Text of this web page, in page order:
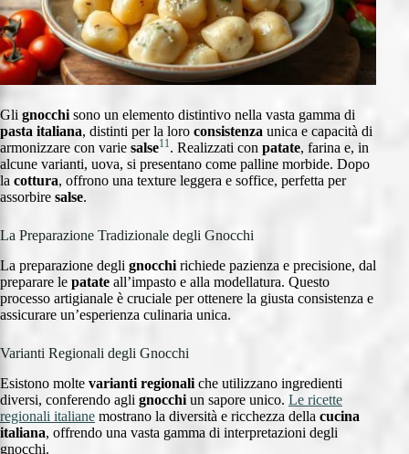
Gli gnocchisono un elemento distintivo nella vasta gamma di
pasta italiana, distinti per la loro consistenza unica e capacità di
armonizzare con varie salse11. Realizzati con patate, farina e, in
alcune varianti, uova, si presentano come palline morbide. Dopo
la cottura, offrono una texture leggera e soffice, perfetta per
assorbire salse.
La Preparazione Tradizionale degli Gnocchi
La preparazione degli gnocchi richiede pazienza e precisione, dal
preparare le patate all’impasto e alla modellatura. Questo
processo artigianale è cruciale per ottenere la giusta consistenza e
assicurare un’esperienza culinaria unica.
Varianti Regionali degli Gnocchi
Esistono molte varianti regionali che utilizzano ingredienti
diversi, conferendo agli gnocchi un sapore unico. Le ricette
regionali italiane mostrano la diversità e ricchezza della cucina
italiana, offrendo una vasta gamma di interpretazioni degli
gnocchi.